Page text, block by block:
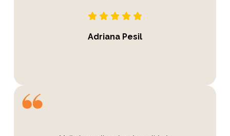
Adriana Pesil